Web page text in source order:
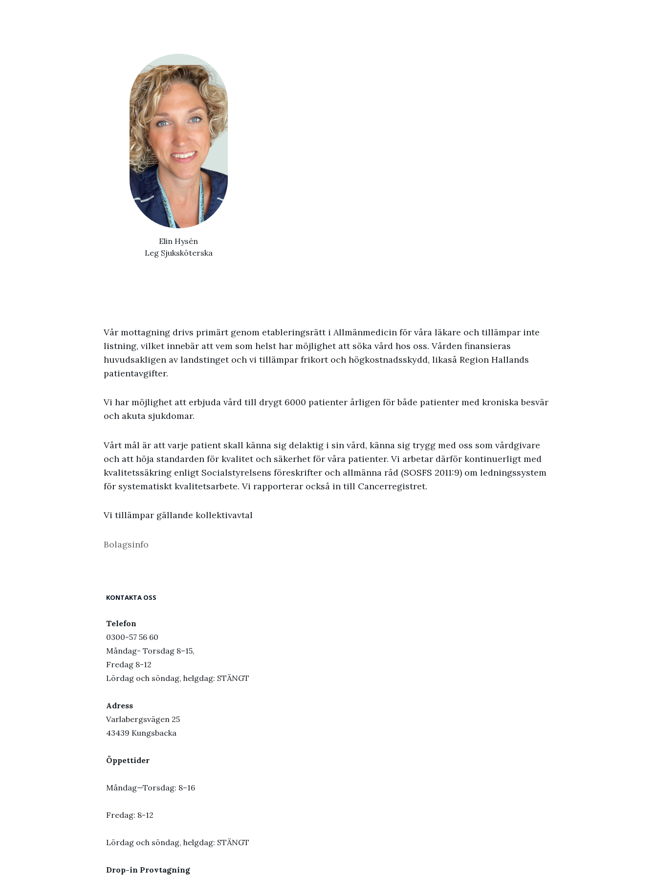
Elin Hysén
Leg Sjuksköterska
Vår mottagning drivs primärt genom etableringsrätt i Allmänmedicin för våra läkare och tillämpar inte
listning, vilket innebär att vem som helst har möjlighet att söka vård hos oss. Vården finansieras
huvudsakligen av landstinget och vi tillämpar frikort och högkostnadsskydd, likaså Region Hallands
patientavgifter.
Vi har möjlighet att erbjuda vård till drygt 6000 patienter årligen för både patienter med kroniska besvär
och akuta sjukdomar.
Vårt mål är att varje patient skall känna sig delaktig i sin vård, känna sig trygg med oss som vårdgivare
och att höja standarden för kvalitet och säkerhet för våra patienter. Vi arbetar därför kontinuerligt med
kvalitetssäkring enligt Socialstyrelsens föreskrifter och allmänna råd (SOSFS 2011:9) om ledningssystem
för systematiskt kvalitetsarbete. Vi rapporterar också in till Cancerregistret.
Vi tillämpar gällande kollektivavtal
Bolagsinfo
KONTAKTA OSS
Telefon
0300-57 56 60
Måndag- Torsdag 8–15,
Fredag 8-12
Lördag och söndag, helgdag: STÄNGT
Adress
Varlabergsvägen 25
43439 Kungsbacka
Öppettider
Måndag—Torsdag: 8–16
Fredag: 8-12
Lördag och söndag, helgdag: STÄNGT
Drop-in Provtagning